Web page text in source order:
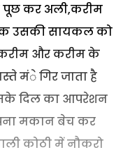
पूछ कर अली,करीम
उसकी सायकल को
और करीम के
मंे गिर जाता है
दिल का आपरेशन
मकान बेच कर
कोठी में नौकरो